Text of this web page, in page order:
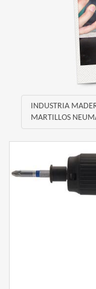
INDUSTRIA
MARTILLOS